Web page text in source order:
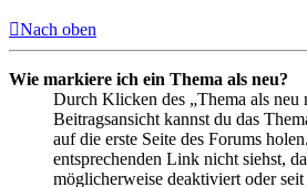
Nach oben
Wie markiere ich ein Thema als neu?
Durch Klicken des „Thema als
Beitragsansicht kannst du das
auf die erste Seite des Forums
entsprechenden Link nicht siehst,
möglicherweise deaktiviert oder